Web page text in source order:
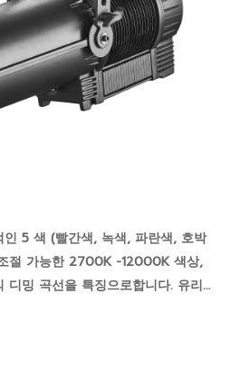
5 색 (빨간색, 녹색, 파란색, 호박
절 가능한 2700K -12000K 색상,
밍 곡선을 특징으로합니다. 유리
전문 극장, 임대 및 성능 용도를위